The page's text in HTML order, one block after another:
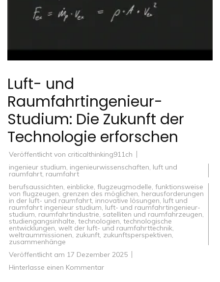
Luft- und
Raumfahrtingenieur-
Studium: Die Zukunft der
Technologie erforschen
Veröffentlicht von criticalthinking911ch
ingenieur studium, ingenieurwissenschaften, luft und
raumfahrt, raumfahrt
berufsaussichten, einblicke, flugzeugmodelle, funktionsweise
von flugzeugen, grenzen des möglichen, herausforderungen
in der luft- und raumfahrt, innovative lösungen, luft und
raumfahrt ingenieur studium, luft- und raumfahrtingenieur-
studium, raumfahrtindustrie, satelliten und raumfahrzeugen,
studiengangsinhalte, technologien, technologische
entwicklungen, welt der luft- und raumfahrttechnik,
weltraummissionen, zukunft, zukunftsperspektiven,
zusammenhänge
Veröffentlicht am 17 Dezember 2025
Hinterlasse einen Kommentarzu